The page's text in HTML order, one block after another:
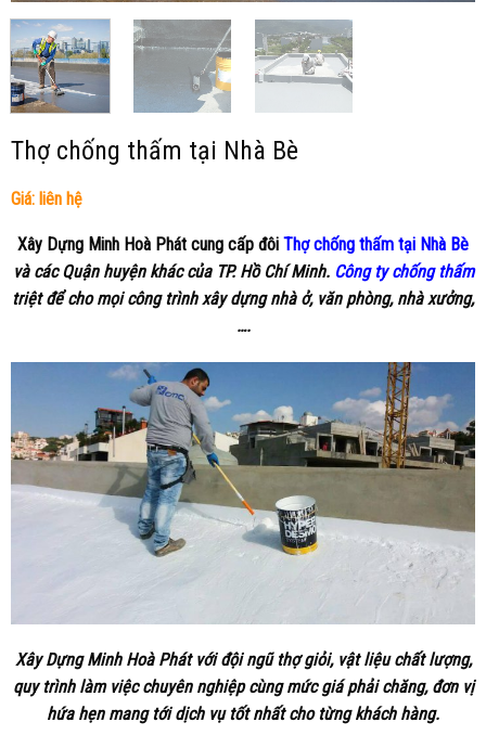
Thợ chống thấm tại Nhà Bè
Giá: liên hệ
Xây Dựng Minh Hoà Phát cung cấp đôi Thợ chống thấm tại Nhà Bè
và các Quận huyện khác của TP. Hồ Chí Minh. Công ty chống thấm
triệt để cho mọi công trình xây dựng nhà ở, văn phòng, nhà xưởng,
….
Xây Dựng Minh Hoà Phátvới đội ngũ thợ giỏi, vật liệu chất lượng,
quy trình làm việc chuyên nghiệp cùng mức giá phải chăng, đơn vị
hứa hẹn mang tới dịch vụ tốt nhất cho từng khách hàng.